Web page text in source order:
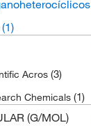
(1)
Acros (3)
Chemicals (1)
(G/MOL)